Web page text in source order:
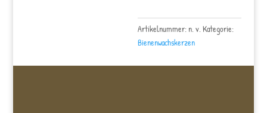
Artikelnummer: n. v. Kategorie:
Bienenwachskerzen